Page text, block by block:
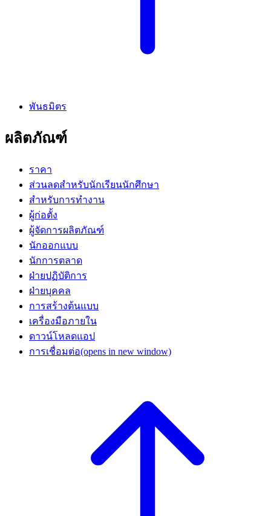
พันธมิตร
ผลิตภัณฑ์
ราคา
ส่วนลดสำหรับนักเรียนนักศึกษา
สำหรับการทำงาน
ผู้ก่อตั้ง
ผู้จัดการผลิตภัณฑ์
นักออกแบบ
นักการตลาด
ฝ่ายปฏิบัติการ
ฝ่ายบุคคล
การสร้างต้นแบบ
เครื่องมือภายใน
ดาวน์โหลดแอป
การเชื่อมต่อ(opens in new window)